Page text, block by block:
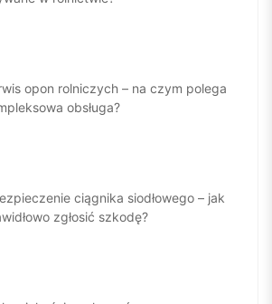
opon rolniczych – na czym polega
obsługa?
ciągnika siodłowego – jak
zgłosić szkodę?